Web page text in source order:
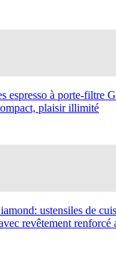
espresso à porte-filtre
plaisir illimité
ustensiles de
revêtement renforcé